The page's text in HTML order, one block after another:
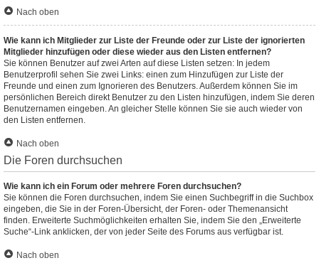
Nach oben
Wie kann ich Mitglieder zur Liste der Freunde oder zur Liste der ignorierten
Mitglieder hinzufügen oder diese wieder aus den Listen entfernen?
Sie können Benutzer auf zwei Arten auf diese Listen setzen: In jedem
Benutzerprofil sehen Sie zwei Links: einen zum Hinzufügen zur Liste der
Freunde und einen zum Ignorieren des Benutzers. Außerdem können Sie im
persönlichen Bereich direkt Benutzer zu den Listen hinzufügen, indem Sie deren
Benutzernamen eingeben. An gleicher Stelle können Sie sie auch wieder von
den Listen entfernen.
Nach oben
Die Foren durchsuchen
Wie kann ich ein Forum oder mehrere Foren durchsuchen?
Sie können die Foren durchsuchen, indem Sie einen Suchbegriff in die Suchbox
eingeben, die Sie in der Foren-Übersicht, der Foren- oder Themenansicht
finden. Erweiterte Suchmöglichkeiten erhalten Sie, indem Sie den „Erweiterte
Suche“-Link anklicken, der von jeder Seite des Forums aus verfügbar ist.
Nach oben